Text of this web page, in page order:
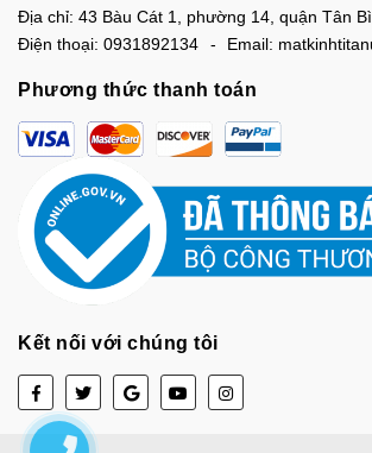
Địa chỉ: 43 Bàu Cát 1, phường 14, quận Tân
Điện thoại: 0931892134 Email:
Phương thức thanh toán
Kết nối với chúng tôi